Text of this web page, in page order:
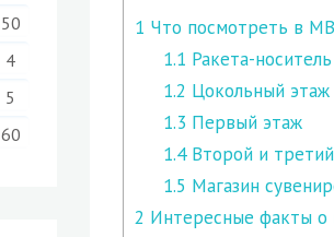
1 Что посмотреть в
1.1 Ракета-
1.2 Цокольный этаж
1.3 Первый этаж
1.4Второй и
1.5 Магазин
2 Интересные факты о
50
4
5
60